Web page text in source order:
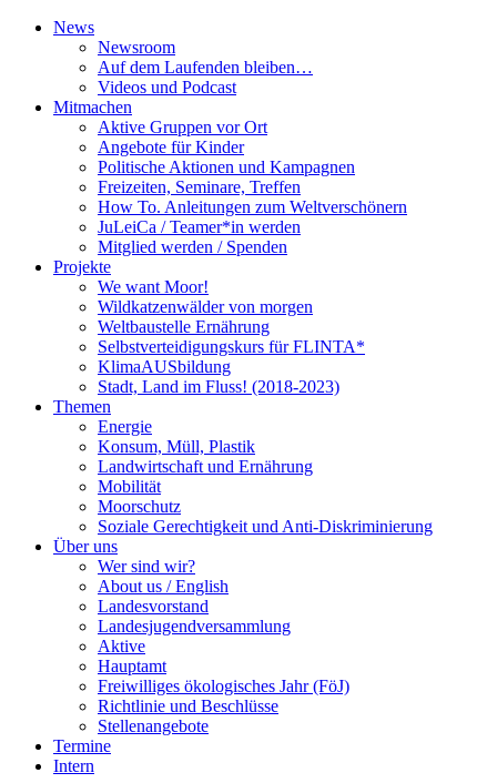
News
Newsroom
Auf dem Laufenden bleiben…
Videos und Podcast
Mitmachen
Aktive Gruppen vor Ort
Angebote für Kinder
Politische Aktionen und Kampagnen
Freizeiten, Seminare, Treffen
How To. Anleitungen zum Weltverschönern
JuLeiCa / Teamer*in werden
Mitglied werden / Spenden
Projekte
We want Moor!
Wildkatzenwälder von morgen
Weltbaustelle Ernährung
Selbstverteidigungskurs für FLINTA*
KlimaAUSbildung
Stadt, Land im Fluss! (2018-2023)
Themen
Energie
Konsum, Müll, Plastik
Landwirtschaft und Ernährung
Mobilität
Moorschutz
Soziale Gerechtigkeit und Anti-Diskriminierung
Über uns
Wer sind wir?
About us / English
Landesvorstand
Landesjugendversammlung
Aktive
Hauptamt
Freiwilliges ökologisches Jahr (FöJ)
Richtlinie und Beschlüsse
Stellenangebote
Termine
Intern